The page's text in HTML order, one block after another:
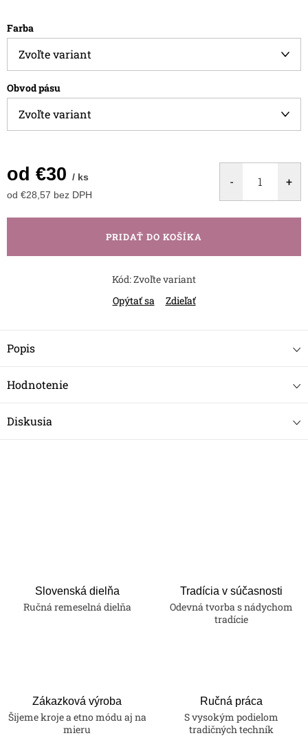
Farba
Obvod pásu
od €30 / ks
od €28,57 bez DPH
cena:
PRIDAŤ DO KOŠÍKA
Kód:Zvoľte variant
Opýtať sa
Zdieľať
Popis
Hodnotenie
Diskusia
Slovenská dielňa
Ručná remeselná dielňa
Tradícia v súčasnosti
Odevná tvorba s nádychom
tradície
Zákazková výroba
Šijeme kroje a etno módu aj na
mieru
Ručná práca
S vysokým podielom
tradičných techník